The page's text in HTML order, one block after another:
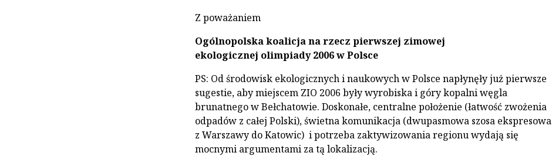
Z poważaniem
Ogólnopolska koalicja na rzecz pierwszej zimowej
ekologicznej olimpiady 2006 w Polsce
PS: Od środowisk ekologicznych i naukowych w Polsce napłynęły już pierwsze
sugestie, aby miejscem ZIO 2006 były wyrobiska i góry kopalni węgla
brunatnego w Bełchatowie. Doskonałe, centralne położenie (łatwość zwożenia
odpadów z całej Polski), świetna komunikacja (dwupasmowa szosa ekspresowa
z Warszawy do Katowic) i potrzeba zaktywizowania regionu wydają się
mocnymi argumentami za tą lokalizacją.